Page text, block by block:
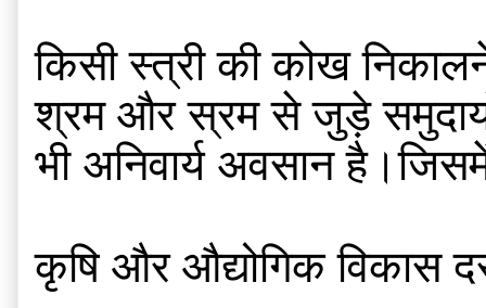
किसी स्त्री की कोख
श्रम और स्रम से जुड़े समुदायों
भी अनिवार्य अवसान
कृषि और औद्योगिक विकास